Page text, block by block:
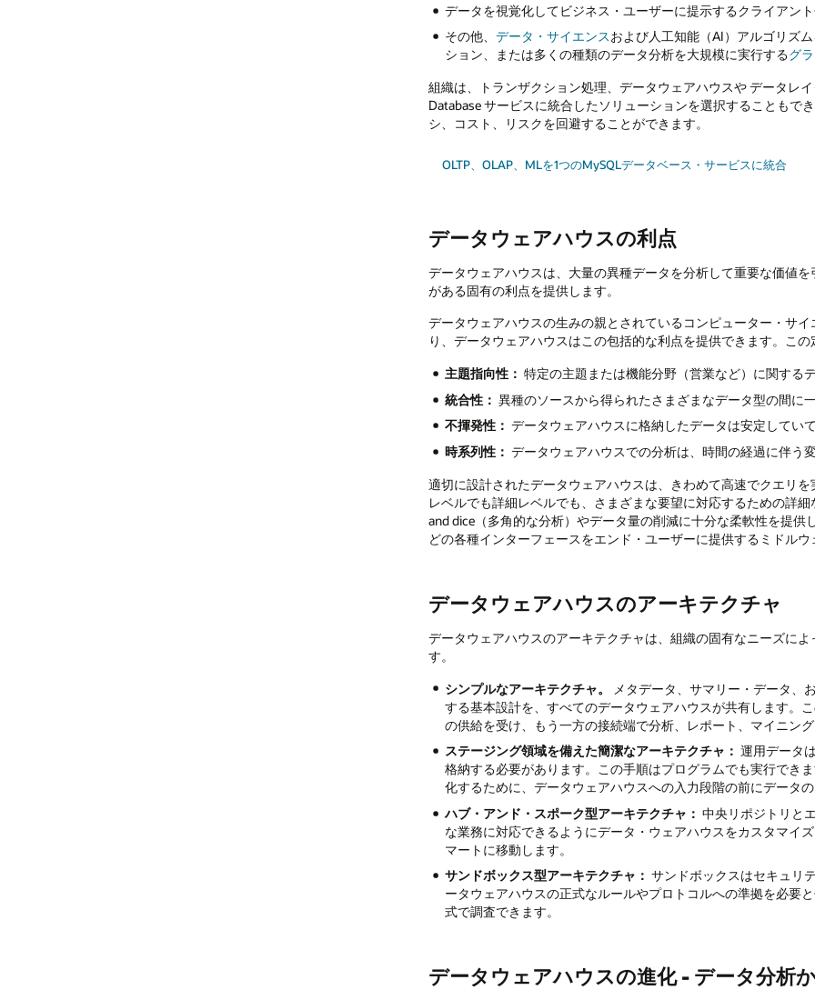
データを視覚化してビジネス・ユーザーに提示するクライアン
その他、データ・サイエンスおよび人工知能（AI）アルゴリズ
ション、または多くの種類のデータ分析を大規模に実行するグ
組織は、トランザクション処理、データウェアハウスや データレ
Database サービスに統合したソリューションを選択することも
シ、コスト、リスクを回避することができます。
OLTP、OLAP、MLを1つのMySQLデータベース・サービスに統合
データウェアハウスの利点
データウェアハウスは、大量の異種データを分析して重要な価値
がある固有の利点を提供します。
データウェアハウスの生みの親とされているコンピューター・サ
り、データウェアハウスはこの包括的な利点を提供できます。こ
主題指向性： 特定の主題または機能分野（営業など）に関する
統合性： 異種のソースから得られたさまざまなデータ型の間に
不揮発性： データウェアハウスに格納したデータは安定してい
時系列性： データウェアハウスでの分析は、時間の経過に伴う
適切に設計されたデータウェアハウスは、きわめて高速でクエリ
レベルでも詳細レベルでも、さまざまな要望に対応するための詳
and dice（多角的な分析）やデータ量の削減に十分な柔軟性を提
どの各種インターフェースをエンド・ユーザーに提供するミドル
データウェアハウスのアーキテクチャ
データウェアハウスのアーキテクチャは、組織の固有なニーズに
す。
シンプルなアーキテクチャ。
メタデータ、サマリー・データ、
する基本設計を、すべてのデータウェアハウスが共有します。
の供給を受け、もう一方の接続端で分析、レポート、マイニン
ステージング領域を備えた簡潔なアーキテクチャ： 運用データ
格納する必要があります。この手順はプログラムでも実行でき
化するために、データウェアハウスへの入力段階の前にデータ
ハブ・アンド・スポーク型アーキテクチャ： 中央リポジトリと
な業務に対応できるようにデータ・ウェアハウスをカスタマイ
マートに移動します。
サンドボックス型アーキテクチャ： サンドボックスはセキュリ
ータウェアハウスの正式なルールやプロトコルへの準拠を必要
式で調査できます。
データウェアハウスの進化 - データ分析